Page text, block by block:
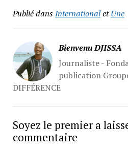
Publié dansInternationaletUne
Bienvenu DJISSA
Journaliste -
publication
DIFFÉRENCE
Soyez le premier a
commentaire